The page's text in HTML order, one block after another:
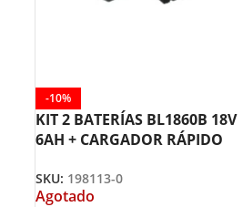
-10%
KIT 2 BATERÍAS BL1860B 18V
6AH + CARGADOR RÁPIDO
SKU: 198113-0
Agotado